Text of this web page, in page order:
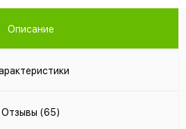
Описание
Отзывы (65)